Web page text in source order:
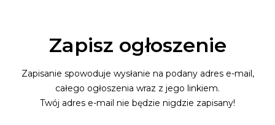
Zapisz ogłoszenie
Zapisanie spowoduje wysłanie na podany adres e-mail,
całego ogłoszenia wraz z jego linkiem.
Twój adres e-mail nie będzie nigdzie zapisany!